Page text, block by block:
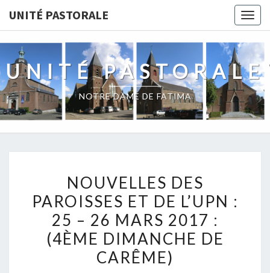
content
UNITÉ PASTORALE
UNITÉ PASTORALE
NOTRE DAME DE FATIMA
DES
PAROISSES
ET
DE
L’UPN
:
NOUVELLES DES
PAROISSES ET DE L’UPN :
25 – 26 MARS 2017 :
(4ÈME DIMANCHE DE
CARÊME)